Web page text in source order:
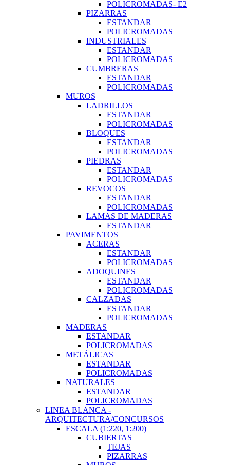
POLICROMADAS- E2
PIZARRAS
ESTANDAR
POLICROMADAS
INDUSTRIALES
ESTANDAR
POLICROMADAS
CUMBRERAS
ESTANDAR
POLICROMADAS
MUROS
LADRILLOS
ESTANDAR
POLICROMADAS
BLOQUES
ESTANDAR
POLICROMADAS
PIEDRAS
ESTANDAR
POLICROMADAS
REVOCOS
ESTANDAR
POLICROMADAS
LAMAS DE MADERAS
ESTANDAR
PAVIMENTOS
ACERAS
ESTANDAR
POLICROMADAS
ADOQUINES
ESTANDAR
POLICROMADAS
CALZADAS
ESTANDAR
POLICROMADAS
MADERAS
ESTANDAR
POLICROMADAS
METÁLICAS
ESTANDAR
POLICROMADAS
NATURALES
ESTANDAR
POLICROMADAS
LINEA BLANCA -
ARQUITECTURA/CONCURSOS
ESCALA (1:220, 1:200)
CUBIERTAS
TEJAS
PIZARRAS